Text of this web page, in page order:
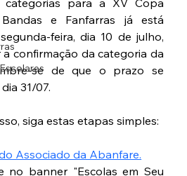
e Fanfarras já está
feira, dia 10 de julho,
confirmação da categoria da
se de que o prazo se
31/07.
siga estas etapas simples:
Associado da Abanfare.
no banner "Escolas em Seu